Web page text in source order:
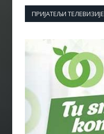
ПРИЈАТЕЉИ ТЕЛЕВИЗИЈЕ